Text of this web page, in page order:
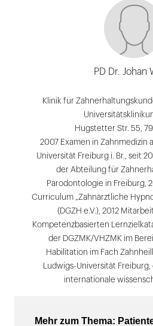
PD Dr. Johan
Klinik für
Hugstetter Str. 55,
2007 Examen in Zahnmedizin
Universität Freiburg i. Br., seit
der Abteilung für
Parodontologie in Freiburg,
Curriculum „Zahnärztliche
(DGZH e.V.), 2012
Kompetenzbasierten
der DGZMK/VHZMK im
Habilitation im Fach
Ludwigs-Universität
internationale
Mehr zum Thema: